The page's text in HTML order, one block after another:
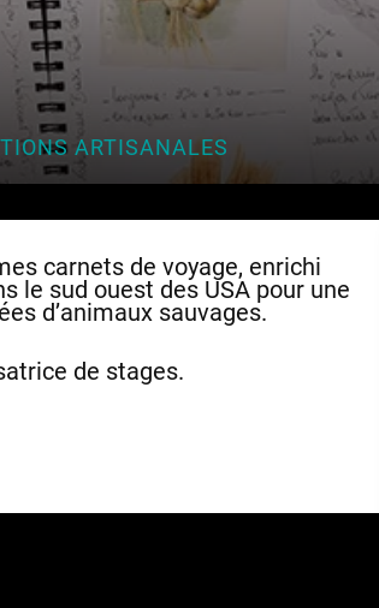
ARTISANALES
carnets de voyage, enrichi
le sud ouest des USA pour une
d’animaux sauvages.
de stages.